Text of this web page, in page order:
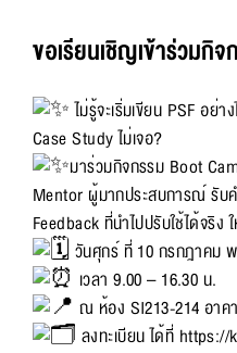
ขอเรียนเชิญเข้าร่วมกิ
ไม่รู้จะเริ่มเขียน PSF อย่
Case Study ไม่เจอ?
มาร่วมกิจกรรม Boot
Mentor ผู้มากประสบการณ์ รับ
Feedback ที่นำไปปรับใช้ได้จริง
วันศุกร์ ที่ 10 กรกฎาคม
เวลา 9.00 – 16.30 น.
ณ ห้อง SI213-214 อาค
ลงทะเบียน ได้ที่ https://